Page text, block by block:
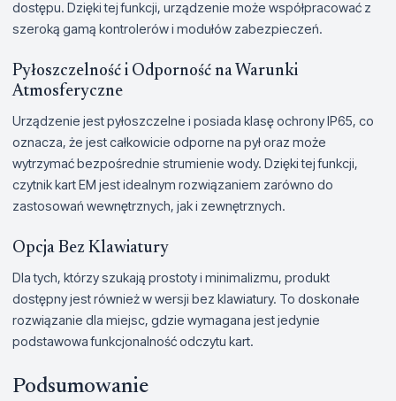
dostępu. Dzięki tej funkcji, urządzenie może współpracować z
szeroką gamą kontrolerów i modułów zabezpieczeń.
Pyłoszczelność i Odporność na Warunki
Atmosferyczne
Urządzenie jest pyłoszczelne i posiada klasę ochrony IP65, co
oznacza, że jest całkowicie odporne na pył oraz może
wytrzymać bezpośrednie strumienie wody. Dzięki tej funkcji,
czytnik kart EM jest idealnym rozwiązaniem zarówno do
zastosowań wewnętrznych, jak i zewnętrznych.
Opcja Bez Klawiatury
Dla tych, którzy szukają prostoty i minimalizmu, produkt
dostępny jest również w wersji bez klawiatury. To doskonałe
rozwiązanie dla miejsc, gdzie wymagana jest jedynie
podstawowa funkcjonalność odczytu kart.
Podsumowanie